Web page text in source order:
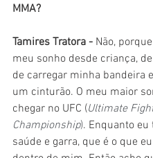
MMA?
Tamires Tratora - Não,
meu sonho desde criança,
de carregar minha bandeira
um cinturão. O meu maior
chegar no UFC (Ultimate
Championship). Enquanto eu
saúde e garra, que é o que